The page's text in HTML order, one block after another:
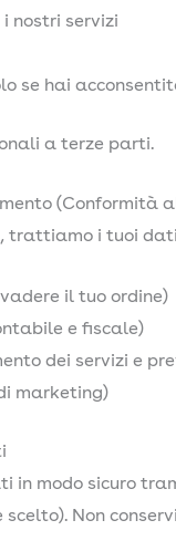
nostri servizi
se hai
a terze parti.
(Conformità al
trattiamo i tuoi
il tuo ordine)
e fiscale)
dei servizi e
marketing)
in modo sicuro
Non